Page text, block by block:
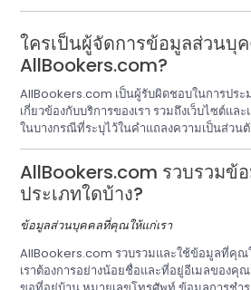
ใครเป็นผู้จัดการข้อมูลส่วนบุ
AllBookers.com?
AllBookers.com เป็นผู้รับผิดชอบในการปร
เกี่ยวข้องกับบริการของเรา รวมถึงเว็บไซต์แ
ในบางกรณีที่ระบุไว้ในคำแถลงความเป็นส่วน
AllBookers.com รวบรวมข้
ประเภทใดบ้าง?
ข้อมูลส่วนบุคคลที่คุณให้แก่เรา
AllBookers.com รวบรวมและใช้ข้อมูลที่คุณ
เราต้องการอย่างน้อยชื่อและที่อยู่อีเมลของคุ